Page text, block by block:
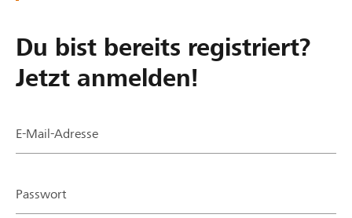
Unterstützen
Partner / Raiffeisenbank
Du bist bereits registriert?
Jetzt anmelden!
E-Mail-Adresse
Passwort